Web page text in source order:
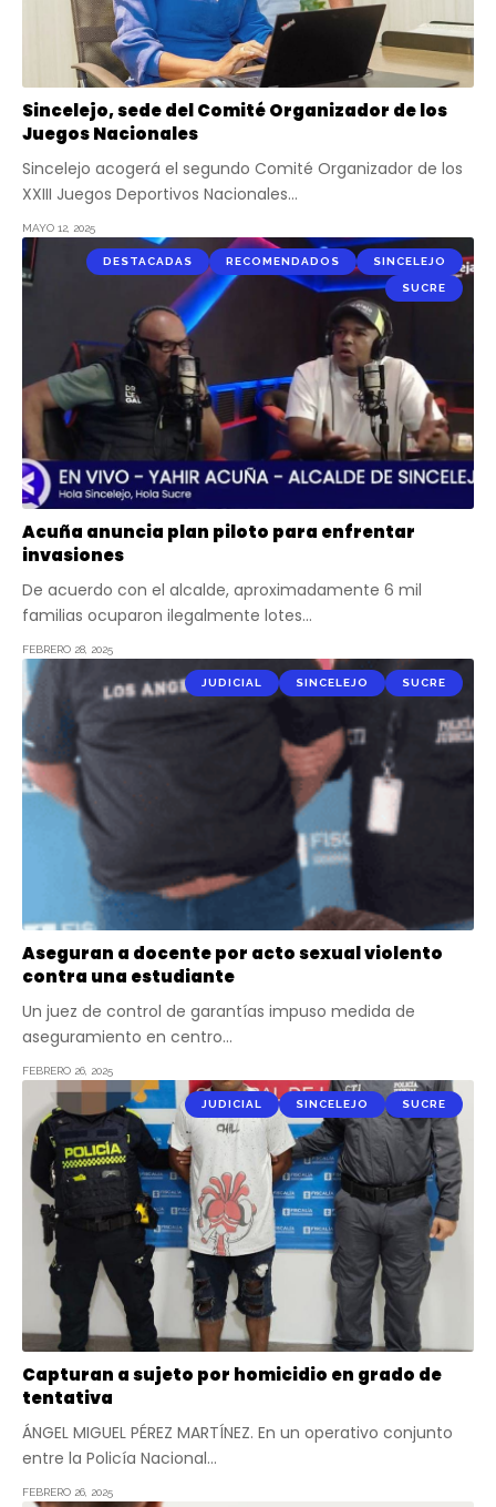
Sincelejo, sede del Comité Organizador de los
Juegos Nacionales
Sincelejo acogerá el segundo Comité Organizador de los
XXIII Juegos Deportivos Nacionales…
MAYO 12, 2025
DESTACADAS RECOMENDADOS SINCELEJO
SUCRE
Acuña anuncia plan piloto para enfrentar
invasiones
De acuerdo con el alcalde, aproximadamente 6 mil
familias ocuparon ilegalmente lotes…
FEBRERO 28, 2025
JUDICIAL SINCELEJO SUCRE
Aseguran a docente por acto sexual violento
contra una estudiante
Un juez de control de garantías impuso medida de
aseguramiento en centro…
FEBRERO 26, 2025
JUDICIAL SINCELEJO SUCRE
Capturan a sujeto por homicidio en grado de
tentativa
ÁNGEL MIGUEL PÉREZ MARTÍNEZ. En un operativo conjunto
entre la Policía Nacional…
FEBRERO 26, 2025